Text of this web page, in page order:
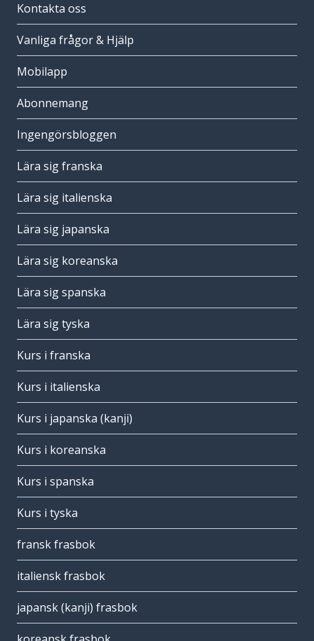
Kontakta oss
Vanliga frågor & Hjälp
Mobilapp
Abonnemang
Ingengörsbloggen
Lära sig franska
Lära sig italienska
Lära sig japanska
Lära sig koreanska
Lära sig spanska
Lära sig tyska
Kurs i franska
Kurs i italienska
Kurs i japanska (kanji)
Kurs i koreanska
Kurs i spanska
Kurs i tyska
fransk frasbok
italiensk frasbok
japansk (kanji) frasbok